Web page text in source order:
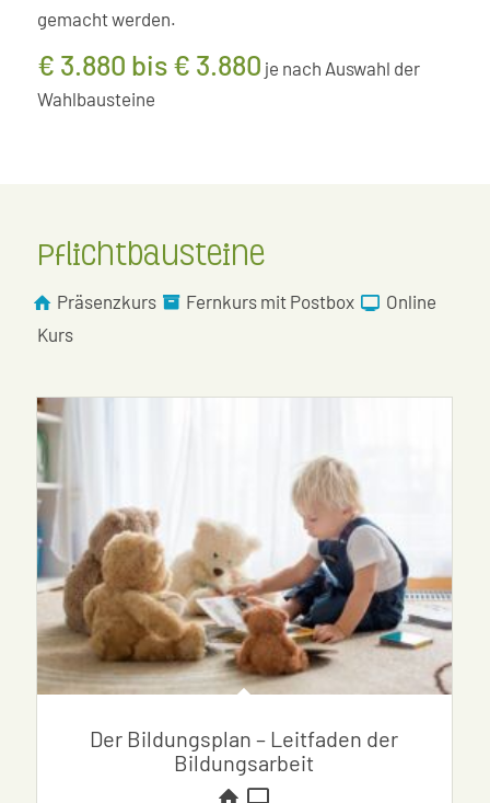
gemacht werden.
€ 3.880 bis € 3.880 je nach Auswahl der
Wahlbausteine
Pflichtbausteine
Präsenzkurs Fernkurs mit Postbox
Online
Kurs
Der Bildungsplan – Leitfaden der
Bildungsarbeit